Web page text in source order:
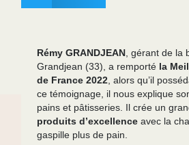
Rémy GRANDJEAN, gérant de la
Grandjean (33), a remporté la
de France 2022, alors qu’il
ce témoignage, il nous explique
pains et pâtisseries. Il crée un
produits d’excellenceavec la
gaspille plus de pain.